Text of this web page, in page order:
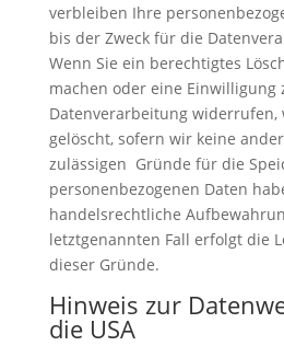
verbleiben Ihre
bis der Zweck für die
Wenn Sie ein berechtigtes
machen oder eine Einwilligung
Datenverarbeitung widerrufen,
gelöscht, sofern wir keine
zulässigen Gründe für die
personenbezogenen Daten
handelsrechtliche
letztgenannten Fall erfolgt die
dieser Gründe.
Hinweis zur
die USA